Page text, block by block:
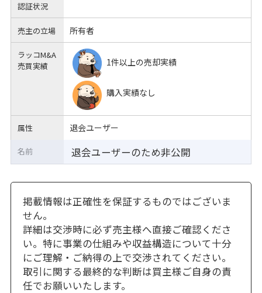
認証状況
売主の立場 所有者
ラッコM&A
売買実績
1件以上の売却実績
購入実績なし
属性 退会ユーザー
退会ユーザーのため非公開
名前
掲載情報は正確性を保証するものではございま
せん。
詳細は交渉時に必ず売主様へ直接ご確認くださ
い。特に事業の仕組みや収益構造について十分
にご理解・ご納得の上で交渉されてください。
取引に関する最終的な判断は買主様ご自身の責
任でお願いいたします。